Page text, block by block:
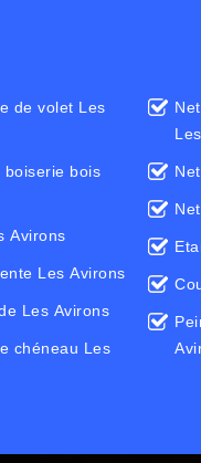
de volet Les
boiserie bois
Avirons
Les Avirons
Les Avirons
chéneau Les